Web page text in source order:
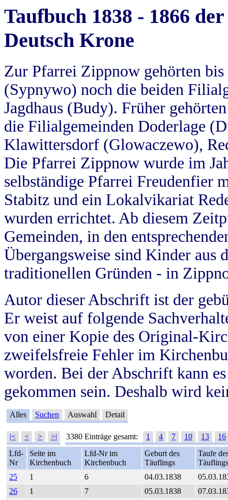
Taufbuch 1838 - 1866
Deutsch Krone
Zur Pfarrei Zippnow gehörten
(Sypnywo) noch die beiden
Jagdhaus (Budy). Früher
die Filialgemeinden Doderlage
Klawittersdorf (Glowaczewo),
Die Pfarrei Zippnow wurde im
selbständige Pfarrei Freudenfier
Stabitz und ein Lokalvikariat
wurden errichtet. Ab diesem
Gemeinden, in den
Übergangsweise sind Kinder aus
traditionellen Gründen - in
Autor dieser Abschrift ist der
Er weist auf folgende
von einer Kopie des Original-
zweifelsfreie Fehler im
worden. Bei der Abschrift kann
gekommen sein. Deshalb wird
Alles Suchen Auswahl Detail
|< < > >| 3380 Einträge gesamt: 1 4 7 10 13
16
Lfd-
Nr
Seite im
Kirchenbuch
Lfd-Nr im
Kirchenbuch
Geburt des
Täuflings
Taufe
Täuflings
25
1 6 04.03.1838
26
1 7 05.03.1838